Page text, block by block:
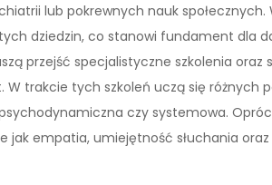
lub pokrewnych nauk
dziedzin, co stanowi fundament dla
przejść specjalistyczne szkolenia oraz
W trakcie tych szkoleń uczą się
czy systemowa.
jak empatia, umiejętność słuchania